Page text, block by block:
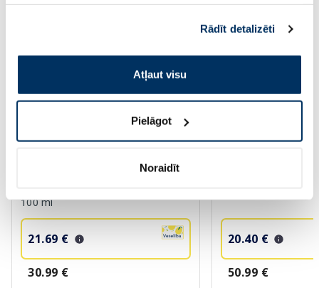
pakalpojumus. Ja piekrītat šo papildu sīkdatņu
izmantošanai, lūdzu, atzīmējiet savu izvēli:
Rādīt detalizēti
Atļaut visu
Pielāgot
Noraidīt
BIODERMA Photoderm Pediatrics
100 ml
21.69 €
30.99 €
20.40 €
50.99 €